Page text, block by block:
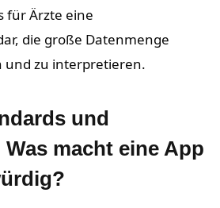
für Ärzte eine
die große Datenmenge
und zu interpretieren.
und
macht eine App